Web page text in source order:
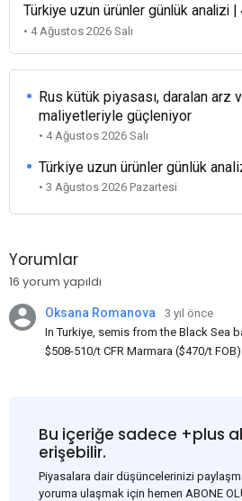
Türkiye uzun ürünler günlük analizi
• 4 Ağustos 2026 Salı
Rus kütük piyasası, daralan arz
maliyetleriyle güçleniyor
• 4 Ağustos 2026 Salı
Türkiye uzun ürünler günlük
• 3 Ağustos 2026 Pazartesi
Yorumlar
16 yorum yapıldı
Oksana Romanova
3 yıl önce
In Turkiye, semis from the Black Sea
$508-510/t CFR Marmara ($470/t
market. Information about sales of
CFR around two weeks ago was
could not be confirmed at the time of
export of Donbas material provided
Bu içeriğe sadece +plus
erişebilir.
Piyasalara dair düşüncelerinizi
yoruma ulaşmak için hemen ABONE